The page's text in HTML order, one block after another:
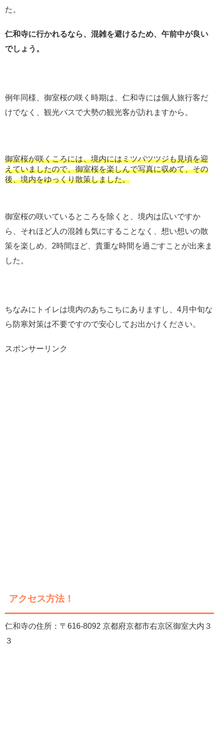
た。
仁和寺に行かれるなら、混雑を避けるため、午前中が良い
でしょう。
例年同様、御室桜の咲く時期は、仁和寺には個人旅行客だ
けでなく、観光バスで大勢の観光客が訪れますから。
御室桜が咲くころには、境内にはミツバツツジも見頃を迎
えていましたので、御室桜を楽しんで写真に収めて、その
後、境内をゆっくり散策しました。
御室桜の咲いているところを除くと、境内は広いですか
ら、それほど人の混雑も気にすることなく、想い想いの散
策を楽しめ、2時間ほど、貴重な時間を過ごすことが出来ま
した。
ちなみにトイレは境内のあちこちにありますし、4月中旬な
ら防寒対策は不要ですので安心してお出かけください。
スポンサーリンク
アクセス方法！
仁和寺の住所：〒616-8092 京都府京都市右京区御室大内３
３